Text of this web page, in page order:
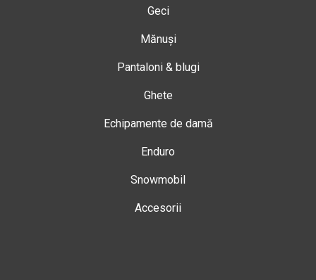
Geci
Mănuși
Pantaloni & blugi
Ghete
Echipamente de damă
Enduro
Snowmobil
Accesorii